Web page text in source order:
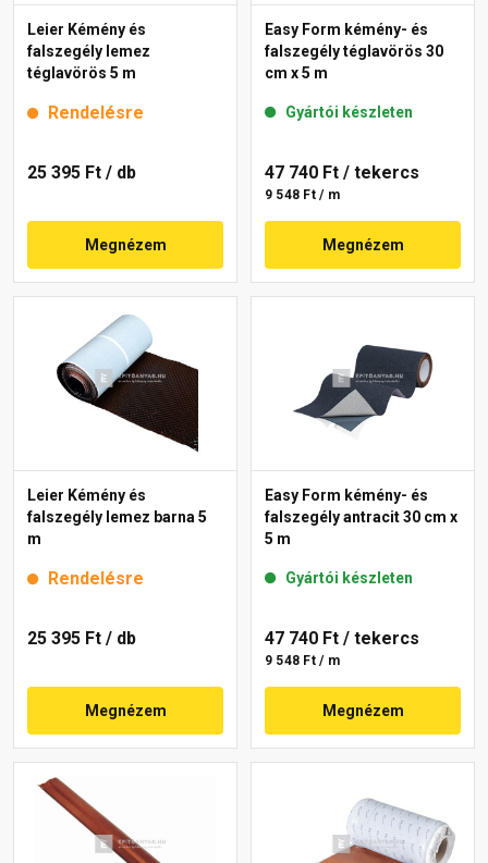
Leier Kémény és
falszegély lemez
téglavörös 5 m
Rendelésre
25 395 Ft / db
Megnézem
Easy Form kémény- és
falszegély téglavörös 30
cm x 5 m
Gyártói készleten
47 740 Ft / tekercs
9 548 Ft / m
Megnézem
Leier Kémény és
falszegély lemez barna 5
m
Rendelésre
25 395 Ft / db
Megnézem
Easy Form kémény- és
falszegély antracit 30 cm x
5 m
Gyártói készleten
47 740 Ft / tekercs
9 548 Ft / m
Megnézem